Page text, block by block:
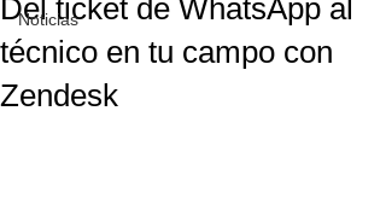
Noticias
Del ticket de WhatsApp al
técnico en tu campo con
Zendesk